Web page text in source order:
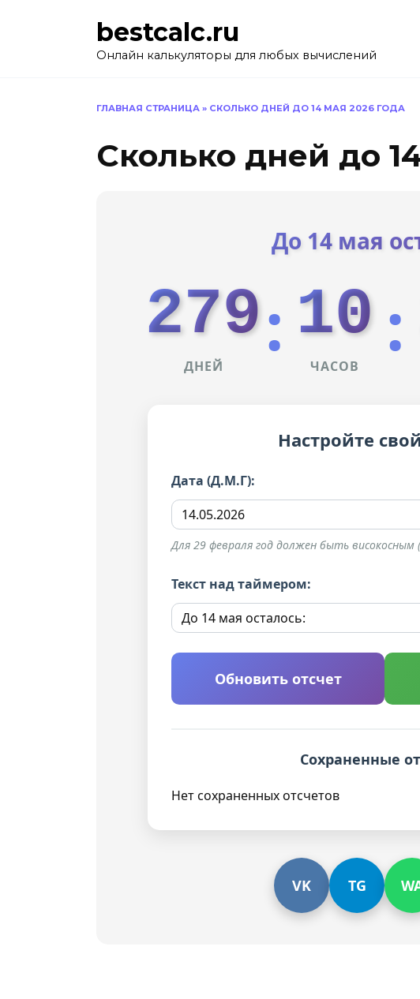
bestcalc.ru
Онлайн калькуляторы для любых вычислений
ГЛАВНАЯ СТРАНИЦА » СКОЛЬКО ДНЕЙ ДО 14 МАЯ 2026 ГОДА
Сколько дней до
До 14 мая
279
ДНЕЙ : 10
ЧАСОВ :
Настройте
Дата (Д.М.Г):
Для 29 февраля год должен быть високосным
Текст над таймером:
Обновить отсчет
Сохраненные
Нет сохраненных отсчетов
VK TG